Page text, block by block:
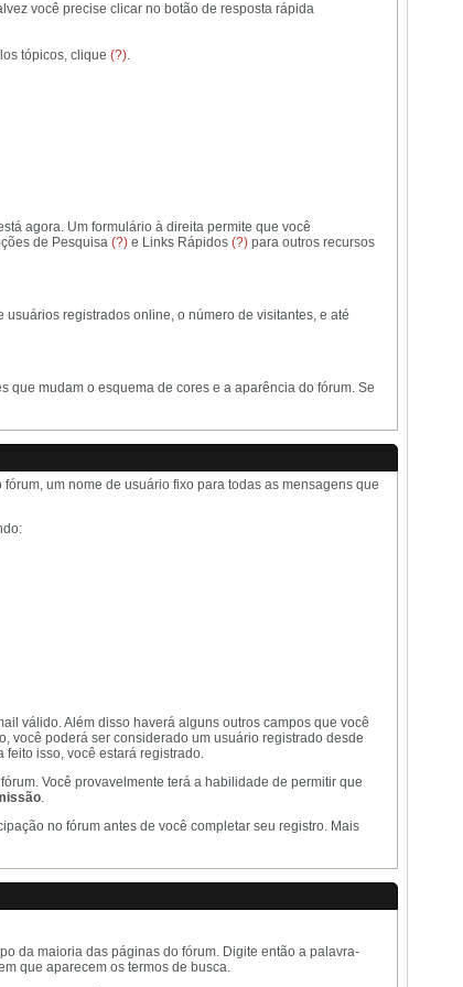
você precise clicar no botão de resposta rápida
tópicos, clique (?).
agora. Um formulário à direita permite que você
de Pesquisa (?) e Links Rápidos (?) para outros recursos
registrados online, o número de visitantes, e até
que mudam o esquema de cores e a aparência do fórum. Se
um nome de usuário fixo para todas as mensagens que
válido. Além disso haverá alguns outros campos que você
você poderá ser considerado um usuário registrado desde
feito isso, você estará registrado.
Você provavelmente terá a habilidade de permitir que
.
no fórum antes de você completar seu registro. Mais
da maioria das páginas do fórum. Digite então a palavra-
que aparecem os termos de busca.